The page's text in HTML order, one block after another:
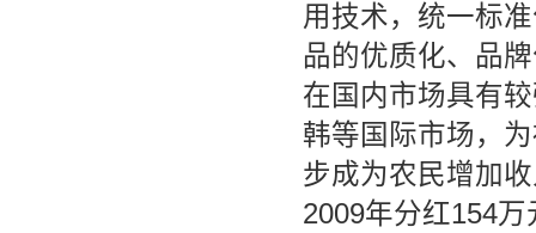
用技术，统一标
品的优质化、品
在国内市场具有
韩等国际市场，
步成为农民增加
2009年分红154